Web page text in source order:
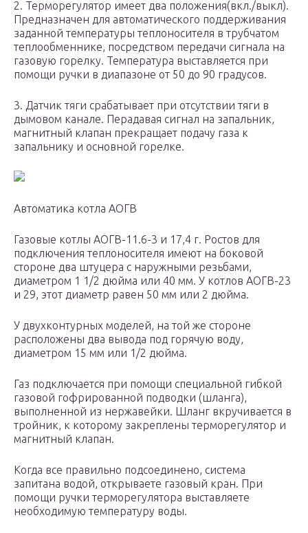
2. Терморегулятор имеет два положения(вкл./выкл).
Предназначен для автоматического поддерживания
заданной температуры теплоносителя в трубчатом
теплообменнике, посредством передачи сигнала на
газовую горелку. Температура выставляется при
помощи ручки в диапазоне от 50 до 90 градусов.
3. Датчик тяги срабатывает при отсутствии тяги в
дымовом канале. Перадавая сигнал на запальник,
магнитный клапан прекращает подачу газа к
запальнику и основной горелке.
Автоматика котла АОГВ
Газовые котлы АОГВ-11.6-3 и 17,4 г. Ростов для
подключения теплоносителя имеют на боковой
стороне два штуцера с наружными резьбами,
диаметром 1 1/2 дюйма или 40 мм. У котлов АОГВ-23
и 29, этот диаметр равен 50 мм или 2 дюйма.
У двухконтурных моделей, на той же стороне
расположены два вывода под горячую воду,
диаметром 15 мм или 1/2 дюйма.
Газ подключается при помощи специальной гибкой
газовой гофрированной подводки (шланга),
выполненной из нержавейки. Шланг вкручивается в
тройник, к которому закреплены терморегулятор и
магнитный клапан.
Когда все правильно подсоединено, система
запитана водой, открываете газовый кран. При
помощи ручки терморегулятора выставляете
необходимую температуру воды.